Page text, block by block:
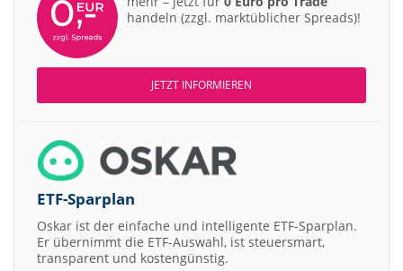
handeln (zzgl. marktüblicher Spreads)!
JETZT INFORMIEREN
ETF-Sparplan
Oskar ist der einfache und intelligente ETF-Sparplan.
Er übernimmt die ETF-Auswahl, ist steuersmart,
transparent und kostengünstig.